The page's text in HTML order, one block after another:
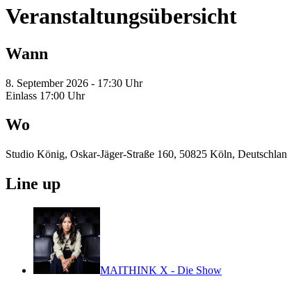
Veranstaltungsübersicht
Wann
8. September 2026 - 17:30 Uhr
Einlass 17:00 Uhr
Wo
Studio König, Oskar-Jäger-Straße 160, 50825 Köln,
Line up
MAITHINK X - Die Show